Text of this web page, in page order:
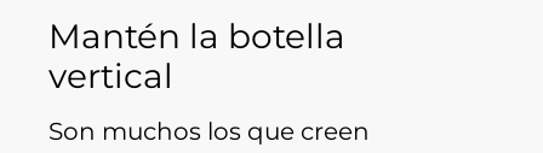
Mantén la botella
vertical
Son muchos los que creen